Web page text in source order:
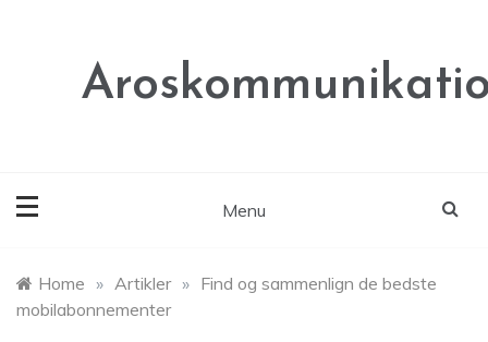
Menu
Home » Artikler » Find og sammenlign de bedste
mobilabonnementer